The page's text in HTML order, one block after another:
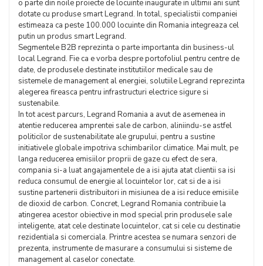
o parte din noile proiecte de locuinte inaugurate in ultimii ani sunt
dotate cu produse smart Legrand. In total, specialistii companiei
estimeaza ca peste 100.000 locuinte din Romania integreaza cel
putin un produs smart Legrand.
Segmentele B2B reprezinta o parte importanta din business-ul
local Legrand. Fie ca e vorba despre portofoliul pentru centre de
date, de produsele destinate institutiilor medicale sau de
sistemele de management al energiei, solutiile Legrand reprezinta
alegerea fireasca pentru infrastructuri electrice sigure si
sustenabile.
In tot acest parcurs, Legrand Romania a avut de asemenea in
atentie reducerea amprentei sale de carbon, aliniindu-se astfel
politicilor de sustenabilitate ale grupului, pentru a sustine
initiativele globale impotriva schimbarilor climatice. Mai mult, pe
langa reducerea emisiilor proprii de gaze cu efect de sera,
compania si-a luat angajamentele de a isi ajuta atat clientii sa isi
reduca consumul de energie al locuintelor lor, cat si de a isi
sustine partenerii distribuitori in misiunea de a isi reduce emisiile
de dioxid de carbon. Concret, Legrand Romania contribuie la
atingerea acestor obiective in mod special prin produsele sale
inteligente, atat cele destinate locuintelor, cat si cele cu destinatie
rezidentiala si comerciala. Printre acestea se numara senzori de
prezenta, instrumente de masurare a consumului si sisteme de
management al caselor conectate.